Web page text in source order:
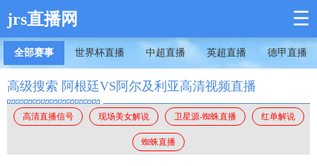
jrs直播网 ☰
全部赛事 世界杯直播 中超直播 英超直播 德甲直播
高级搜索 阿根廷VS阿尔及利亚高清视频直播
高清直播信号 现场美女解说 卫星源-蜘蛛直播 红单解说
蜘蛛直播